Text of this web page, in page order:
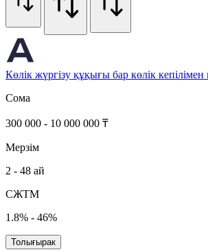
Көлік жүргізу құқығы бар көлік кепілімен
Сома
300 000 - 10 000 000 ₸
Мерзім
2 - 48 ай
СЖТМ
1.8% - 46%
Толығырак